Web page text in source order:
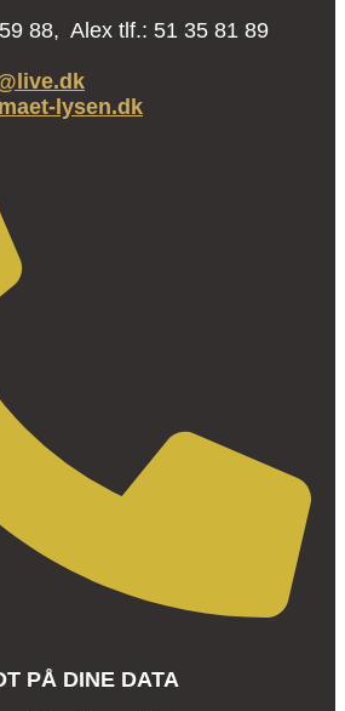
88, Alex tlf.: 51 35 81 89
lysen.dk
PÅ DINE DATA